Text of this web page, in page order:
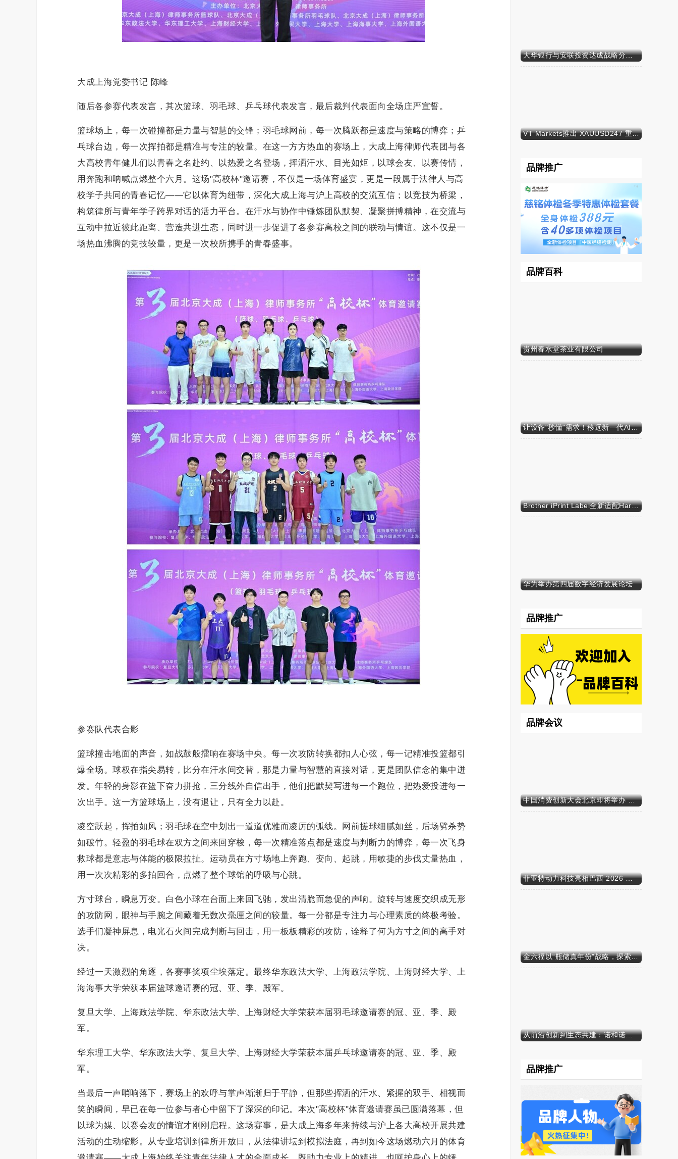
大成上海党委书记 陈峰
随后各参赛代表发言，其次篮球、羽毛球、乒乓球代表发言，最后裁判代表面向全场庄严宣誓。
篮球场上，每一次碰撞都是力量与智慧的交锋；羽毛球网前，每一次腾跃都是速度与策略的博弈；乒
乓球台边，每一次挥拍都是精准与专注的较量。在这一方方热血的赛场上，大成上海律师代表团与各
大高校青年健儿们以青春之名赴约、以热爱之名登场，挥洒汗水、目光如炬，以球会友、以赛传情，
用奔跑和呐喊点燃整个六月。这场"高校杯"邀请赛，不仅是一场体育盛宴，更是一段属于法律人与高
校学子共同的青春记忆——它以体育为纽带，深化大成上海与沪上高校的交流互信；以竞技为桥梁，
构筑律所与青年学子跨界对话的活力平台。在汗水与协作中锤炼团队默契、凝聚拼搏精神，在交流与
互动中拉近彼此距离、营造共进生态，同时进一步促进了各参赛高校之间的联动与情谊。这不仅是一
场热血沸腾的竞技较量，更是一次校所携手的青春盛事。
参赛队代表合影
篮球撞击地面的声音，如战鼓般擂响在赛场中央。每一次攻防转换都扣人心弦，每一记精准投篮都引
爆全场。球权在指尖易转，比分在汗水间交替，那是力量与智慧的直接对话，更是团队信念的集中迸
发。年轻的身影在篮下奋力拼抢，三分线外自信出手，他们把默契写进每一个跑位，把热爱投进每一
次出手。这一方篮球场上，没有退让，只有全力以赴。
凌空跃起，挥拍如风；羽毛球在空中划出一道道优雅而凌厉的弧线。网前搓球细腻如丝，后场劈杀势
如破竹。轻盈的羽毛球在双方之间来回穿梭，每一次精准落点都是速度与判断力的博弈，每一次飞身
救球都是意志与体能的极限拉扯。运动员在方寸场地上奔跑、变向、起跳，用敏捷的步伐丈量热血，
用一次次精彩的多拍回合，点燃了整个球馆的呼吸与心跳。
方寸球台，瞬息万变。白色小球在台面上来回飞驰，发出清脆而急促的声响。旋转与速度交织成无形
的攻防网，眼神与手腕之间藏着无数次毫厘之间的较量。每一分都是专注力与心理素质的终极考验。
选手们凝神屏息，电光石火间完成判断与回击，用一板板精彩的攻防，诠释了何为方寸之间的高手对
决。
经过一天激烈的角逐，各赛事奖项尘埃落定。最终华东政法大学、上海政法学院、上海财经大学、上
海海事大学荣获本届篮球邀请赛的冠、亚、季、殿军。
复旦大学、上海政法学院、华东政法大学、上海财经大学荣获本届羽毛球邀请赛的冠、亚、季、殿
军。
华东理工大学、华东政法大学、复旦大学、上海财经大学荣获本届乒乓球邀请赛的冠、亚、季、殿
军。
当最后一声哨响落下，赛场上的欢呼与掌声渐渐归于平静，但那些挥洒的汗水、紧握的双手、相视而
笑的瞬间，早已在每一位参与者心中留下了深深的印记。本次"高校杯"体育邀请赛虽已圆满落幕，但
以球为媒、以赛会友的情谊才刚刚启程。这场赛事，是大成上海多年来持续与沪上各大高校开展共建
活动的生动缩影。从专业培训到律所开放日，从法律讲坛到模拟法庭，再到如今这场燃动六月的体育
大华银行与安联投资达成战略分销合作，深化财富业务布局
VT Markets推出 XAUUSD247 重新定义黄金交易时间
品牌推广
品牌百科
贵州春水堂茶业有限公司
让设备"秒懂"需求！移远新一代AI算力智能模组SH603FC硬核来袭
Brother iPrint Label全新适配HarmonyOS NEXT，标识标记体验再升级
华为举办第四届数字经济发展论坛
品牌推广
品牌会议
中国消费创新大会北京即将举办 携手智迈电动车引领消费新时代
菲亚特动力科技亮相巴西 2026 年农业展，动力技术提升到新高度
金六福以“瓶储真年份”战略，探索白酒行业价值新范式
从前沿创新到生态共建：诺和诺德参加中国发展高层论坛2026年年会，携“中国同创”新里程碑深化对华承诺
品牌推广